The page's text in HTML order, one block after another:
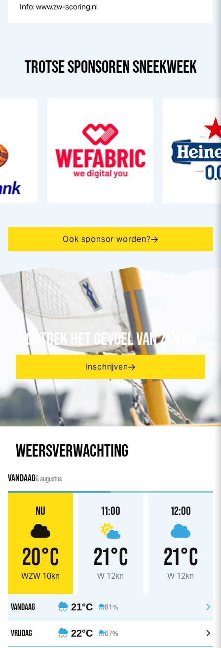
Info: www.zw-scoring.nl
TROTSE SPONSORENSNEEKWEEK
Ook sponsor worden?
ONTDEK HET GEVOEL VAN ZEILEN
Inschrijven
WEERSVERWACHTING
VANDAAG6 augustus
NU
20°C
WZW 10kn
11:00
21°C
W 12kn
12:00
21°C
W 12kn
VANDAAG 21°C 81%
VRIJDAG 22°C 67%